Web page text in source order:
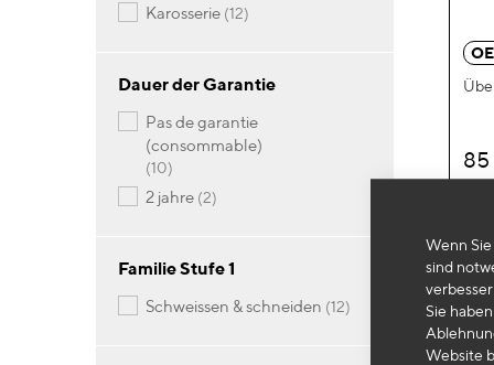
Wenn
sind
Sie
Website
85
-
karosserie 12Artikel
Dauer der Garantie
pas de garantie
(consommable)
10Artikel
2 jahre 2Artikel
Familie Stufe 1
schweissen & schneiden 12Artikel